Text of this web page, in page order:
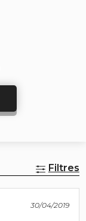
Filtres
30/04/2019